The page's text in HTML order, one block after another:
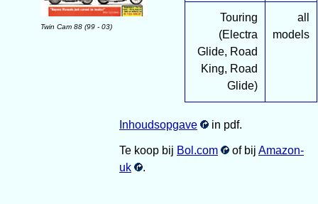
Twin Cam 88 (99 - 03)
Touring
(Electra
Glide, Road
King, Road
Glide)
all
models
Inhoudsopgave in pdf.
Te koop bij Bol.com of bij Amazon-
uk
.